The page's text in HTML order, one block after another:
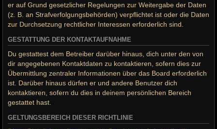
er auf Grund gesetzlicher Regelungen zur Weitergabe der Daten
(z. B. an Strafverfolgungsbehörden) verpflichtet ist oder die Daten
zur Durchsetzung rechtlicher Interessen erforderlich sind.
GESTATTUNG DER KONTAKTAUFNAHME
Du gestattest dem Betreiber darüber hinaus, dich unter den von
dir angegebenen Kontaktdaten zu kontaktieren, sofern dies zur
Übermittlung zentraler Informationen über das Board erforderlich
ist. Darüber hinaus dürfen er und andere Benutzer dich
kontaktieren, sofern du dies in deinem persönlichen Bereich
gestattet hast.
GELTUNGSBEREICH DIESER RICHTLINIE